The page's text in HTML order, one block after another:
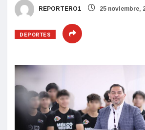
REPORTERO1 25 noviembre,
DEPORTES